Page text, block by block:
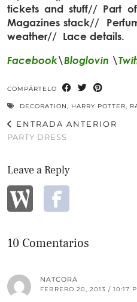
tickets and stuff// Part
Magazines stack//
weather// Lace details.
Facebook\Bloglovin \
COMPÁRTELO
DECORATION, HARRY POTTER,
ENTRADA ANTERIOR
PARTY DRESS
Leave a Reply
10 Comentarios
NATCORA
FEBRERO 20, 2013 / 10:17